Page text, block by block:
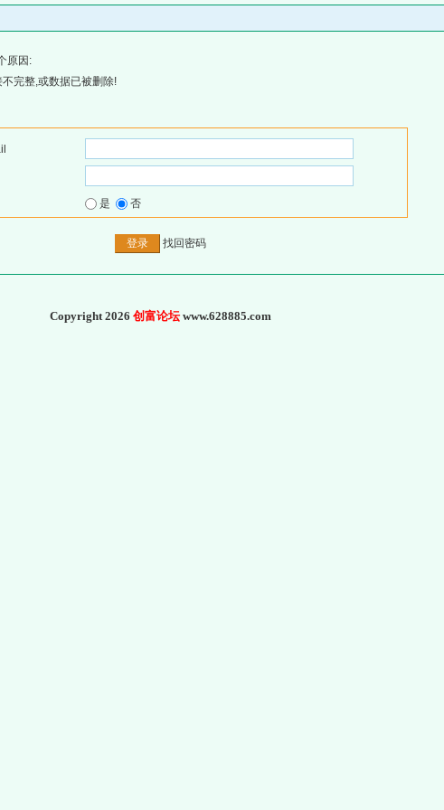
原因:
完整,或数据已被删除!
是 否
找回密码
Copyright 2026 创富论坛www.628885.com